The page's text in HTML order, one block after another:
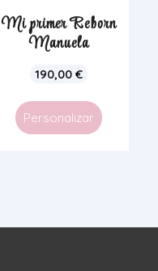
Mi primer Reborn
Manuela
190,00€
Personalizar